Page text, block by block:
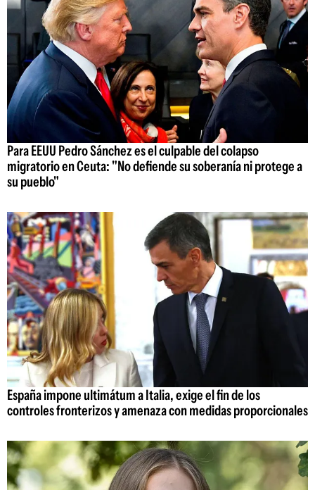
Para EEUU Pedro Sánchez es el culpable del colapso
migratorio en Ceuta: "No defiende su soberanía ni protege a
su pueblo"
España impone ultimátum a Italia, exige el fin de los
controles fronterizos y amenaza con medidas proporcionales